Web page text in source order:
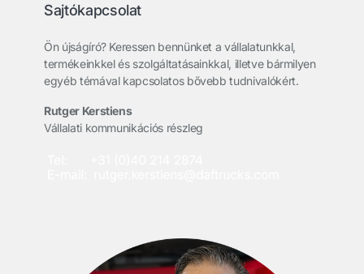
Sajtókapcsolat
Ön újságíró? Keressen bennünket a vállalatunkkal,
termékeinkkel és szolgáltatásainkkal, illetve bármilyen
egyéb témával kapcsolatos bővebb tudnivalókért.
Rutger Kerstiens
Vállalati kommunikációs részleg